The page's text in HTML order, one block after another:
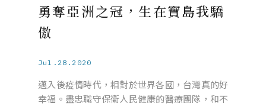
勇奪亞洲之冠，生在寶島我驕
傲
Jul.28.2020
邁入後疫情時代，相對於世界各國，台灣真的好
幸福。盡忠職守保衛人民健康的醫療團隊，和不